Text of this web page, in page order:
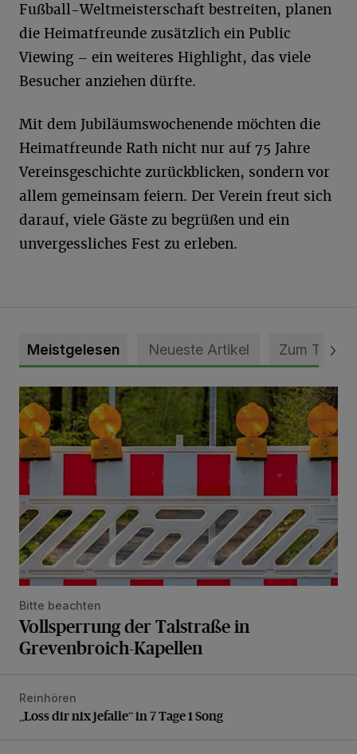
Fußball-Weltmeisterschaft bestreiten, planen
die Heimatfreunde zusätzlich ein Public
Viewing – ein weiteres Highlight, das viele
Besucher anziehen dürfte.
Mit dem Jubiläumswochenende möchten die
Heimatfreunde Rath nicht nur auf 75 Jahre
Vereinsgeschichte zurückblicken, sondern vor
allem gemeinsam feiern. Der Verein freut sich
darauf, viele Gäste zu begrüßen und ein
unvergessliches Fest zu erleben.
Meistgelesen Neueste Artikel Zum Thema
Vollsperrung der Talstraße in Grevenbroich-Kapellen
Bitte beachten
Vollsperrung der Talstraße in
Grevenbroich-Kapellen
„Loss dir nix jefalle“ in 7 Tage 1 Song
Reinhören
„Loss dir nix jefalle“ in 7 Tage 1 Song